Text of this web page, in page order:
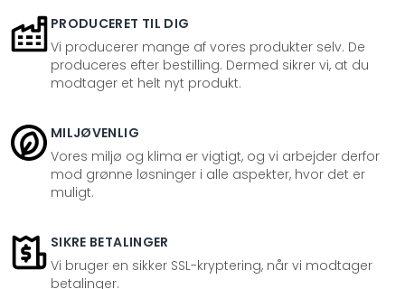
PRODUCERET TIL DIG
Vi producerer mange af vores produkter selv. De
produceres efter bestilling. Dermed sikrer vi, at du
modtager et helt nyt produkt.
MILJØVENLIG
Vores miljø og klima er vigtigt, og vi arbejder derfor
mod grønne løsninger i alle aspekter, hvor det er
muligt.
SIKRE BETALINGER
Vi bruger en sikker SSL-kryptering, når vi modtager
betalinger.